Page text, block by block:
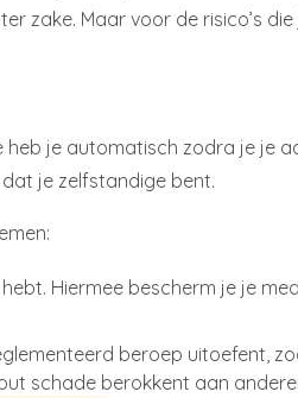
Maar voor de risico’s
heb je automatisch zodra je je
je zelfstandige bent.
Hiermee bescherm je je
beroep uitoefent,
schade berokkent aan